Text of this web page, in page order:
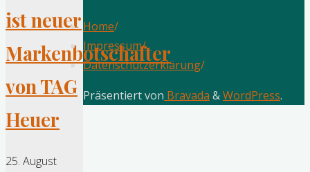
ist neuer
Markenbotschafter
von TAG
Heuer
25. August
Home/
Impressum/
Datenschutzerklärung/
Präsentiert von Bravada &WordPress.